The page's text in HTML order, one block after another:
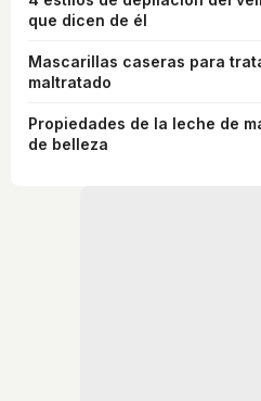
que dicen de él
Mascarillas caseras para
maltratado
Propiedades de la leche de
de belleza